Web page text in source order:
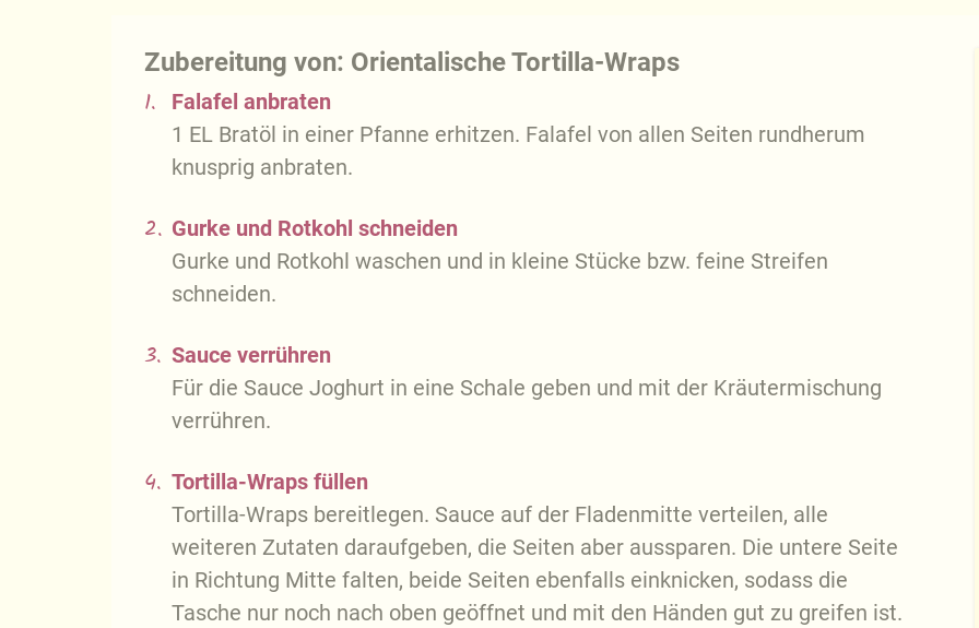
Zubereitung von: Orientalische Tortilla-Wraps
1.
Falafel anbraten
1 EL Bratöl in einer Pfanne erhitzen. Falafel von allen Seiten rundherum
knusprig anbraten.
2. Gurke und Rotkohl schneiden
Gurke und Rotkohl waschen und in kleine Stücke bzw. feine Streifen
schneiden.
3. Sauce verrühren
Für die Sauce Joghurt in eine Schale geben und mit der Kräutermischung
verrühren.
4. Tortilla-Wraps füllen
Tortilla-Wraps bereitlegen. Sauce auf der Fladenmitte verteilen, alle
weiteren Zutaten daraufgeben, die Seiten aber aussparen. Die untere Seite
in Richtung Mitte falten, beide Seiten ebenfalls einknicken, sodass die
Tasche nur noch nach oben geöffnet und mit den Händen gut zu greifen ist.